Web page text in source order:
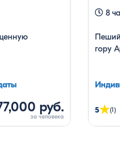
руб.
8
гору
5★(1)